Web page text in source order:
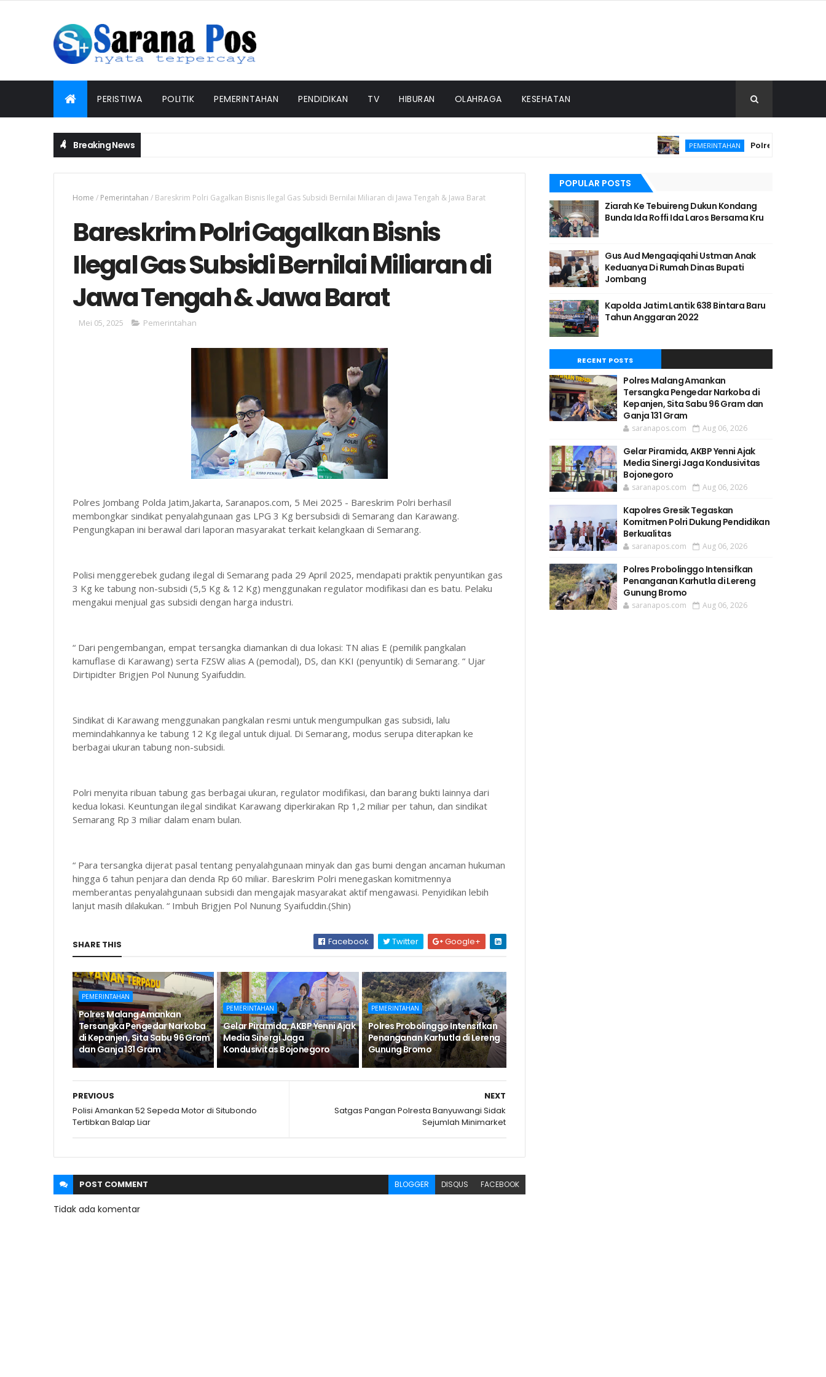
PERISTIWA POLITIK PEMERINTAHAN PENDIDIKAN TV HIBURAN OLAHRAGA KESEHATAN
Breaking News PEMERINTAHAN Polres Malang
Home / Pemerintahan / Bareskrim Polri Gagalkan Bisnis Ilegal Gas Subsidi Bernilai Miliaran di Jawa Tengah & Jawa Barat
Bareskrim Polri Gagalkan Bisnis
Ilegal Gas Subsidi Bernilai Miliaran di
Jawa Tengah & Jawa Barat
Mei 05, 2025 Pemerintahan
Polres Jombang Polda Jatim,Jakarta, Saranapos.com, 5 Mei 2025 - Bareskrim Polri berhasil
membongkar sindikat penyalahgunaan gas LPG 3 Kg bersubsidi di Semarang dan Karawang.
Pengungkapan ini berawal dari laporan masyarakat terkait kelangkaan di Semarang.
Polisi menggerebek gudang ilegal di Semarang pada 29 April 2025, mendapati praktik penyuntikan gas
3 Kg ke tabung non-subsidi (5,5 Kg & 12 Kg) menggunakan regulator modifikasi dan es batu. Pelaku
mengakui menjual gas subsidi dengan harga industri.
“ Dari pengembangan, empat tersangka diamankan di dua lokasi: TN alias E (pemilik pangkalan
kamuflase di Karawang) serta FZSW alias A (pemodal), DS, dan KKI (penyuntik) di Semarang. “ Ujar
Dirtipidter Brigjen Pol Nunung Syaifuddin.
Sindikat di Karawang menggunakan pangkalan resmi untuk mengumpulkan gas subsidi, lalu
memindahkannya ke tabung 12 Kg ilegal untuk dijual. Di Semarang, modus serupa diterapkan ke
berbagai ukuran tabung non-subsidi.
Polri menyita ribuan tabung gas berbagai ukuran, regulator modifikasi, dan barang bukti lainnya dari
kedua lokasi. Keuntungan ilegal sindikat Karawang diperkirakan Rp 1,2 miliar per tahun, dan sindikat
Semarang Rp 3 miliar dalam enam bulan.
“ Para tersangka dijerat pasal tentang penyalahgunaan minyak dan gas bumi dengan ancaman hukuman
hingga 6 tahun penjara dan denda Rp 60 miliar. Bareskrim Polri menegaskan komitmennya
memberantas penyalahgunaan subsidi dan mengajak masyarakat aktif mengawasi. Penyidikan lebih
lanjut masih dilakukan. “ Imbuh Brigjen Pol Nunung Syaifuddin.(Shin)
SHARE THIS Facebook Twitter Google+
PEMERINTAHAN
Polres Malang Amankan
Tersangka Pengedar Narkoba
di Kepanjen, Sita Sabu 96 Gram
dan Ganja 131 Gram
PEMERINTAHAN
Gelar Piramida, AKBP Yenni Ajak
Media Sinergi Jaga
Kondusivitas Bojonegoro
PEMERINTAHAN
Polres Probolinggo Intensifkan
Penanganan Karhutla di Lereng
Gunung Bromo
NEXT
Satgas Pangan Polresta Banyuwangi Sidak
Sejumlah Minimarket
PREVIOUS
Polisi Amankan 52 Sepeda Motor di Situbondo
Tertibkan Balap Liar
POST COMMENT BLOGGER DISQUS FACEBOOK
Tidak ada komentar
POPULAR POSTS
Ziarah Ke Tebuireng Dukun Kondang
Bunda Ida Roffi Ida Laros Bersama Kru
Gus Aud Mengaqiqahi Ustman Anak
Keduanya Di Rumah Dinas Bupati
Jombang
Kapolda Jatim Lantik 638 Bintara Baru
Tahun Anggaran 2022
RECENT POSTS
Polres Malang Amankan
Tersangka Pengedar Narkoba di
Kepanjen, Sita Sabu 96 Gram dan
Ganja 131 Gram
saranapos.com Aug 06, 2026
Gelar Piramida, AKBP Yenni Ajak
Media Sinergi Jaga Kondusivitas
Bojonegoro
saranapos.com Aug 06, 2026
Kapolres Gresik Tegaskan
Komitmen Polri Dukung Pendidikan
Berkualitas
saranapos.com Aug 06, 2026
Polres Probolinggo Intensifkan
Penanganan Karhutla di Lereng
Gunung Bromo
saranapos.com Aug 06, 2026